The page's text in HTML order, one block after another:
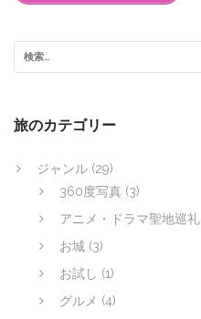
旅のカテゴリー
ジャンル (29)
360度写真 (3)
アニメ・ドラマ聖地巡礼
お城 (3)
お試し (1)
グルメ (4)